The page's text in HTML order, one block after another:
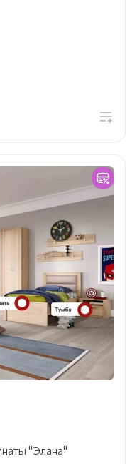
"Элана"